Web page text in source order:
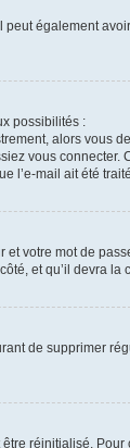
également
possibilités :
alors
vous
mail ait été
votre mot de
et qu’il devra la
de supprimer
réinitialisé.